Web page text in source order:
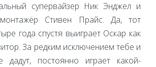
супервайзер Ник Энджел и
Стивен Прайс. Да, тот
года спустя выиграет Оскар как
За редким исключением тебе и
дадут, постоянно играет какой-